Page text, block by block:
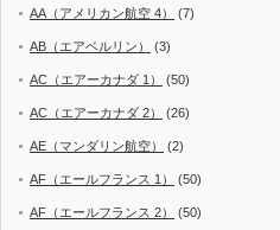
AA（アメリカン航空 4） (7)
AB（エアベルリン） (3)
AC（エアーカナダ 1） (50)
AC（エアーカナダ 2） (26)
AE（マンダリン航空） (2)
AF（エールフランス 1） (50)
AF（エールフランス 2） (50)